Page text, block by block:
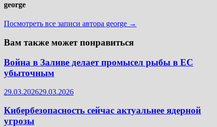
george
Посмотреть все записи автора george →
Вам также может понравиться
Война в Заливе делает промысел рыбы в ЕС
убыточным
29.03.202629.03.2026
Кибербезопасность сейчас актуальнее ядерной
угрозы